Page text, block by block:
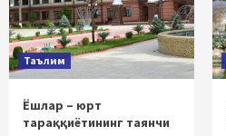
Таълим
Ёшлар – юрт
тараққиётининг таянчи